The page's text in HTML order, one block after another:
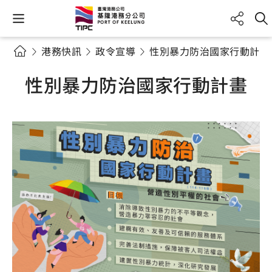
港務快訊 政令宣導 性別暴力防治國家行動計畫
性別暴力防治國家行動計畫